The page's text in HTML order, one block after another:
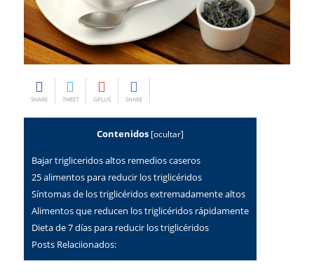
SHARE TWEET GPLUS SHARE
Contenidos [ocultar]
Bajar trigliceridos altos remedios caseros
25 alimentos para reducir los triglicéridos
Síntomas de los triglicéridos extremadamente altos
Alimentos que reducen los triglicéridos rápidamente
Dieta de 7 días para reducir los triglicéridos
Posts Relaciionados: